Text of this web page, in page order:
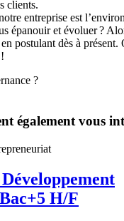
clients.
entreprise est
épanouir et évoluer ?
postulant dès à présent.
?
également vous
H/F